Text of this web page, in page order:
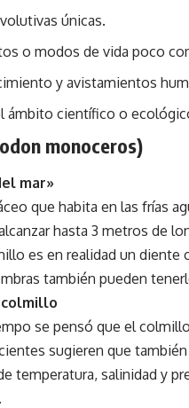
únicas.
o modos de vida poco
y avistamientos
ámbito científico o
monoceros)
mar»
que habita en las frías
hasta 3 metros de
es en realidad un
también pueden
colmillo
se pensó que el
sugieren que
temperatura, salinidad y